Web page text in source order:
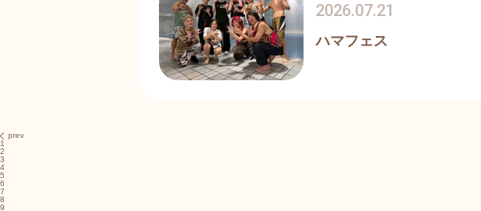
ハマフェス
2026.07.21
prev
1
2
3
4
5
6
7
8
9